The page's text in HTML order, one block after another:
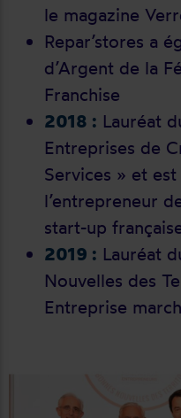
le magazine
Repar’stores a
d’Argent de la
Franchise
2018 : Lauréat
Entreprises de
Services » et
l’entrepreneur
start-up
2019 : Lauréat
Nouvelles des
Entreprise